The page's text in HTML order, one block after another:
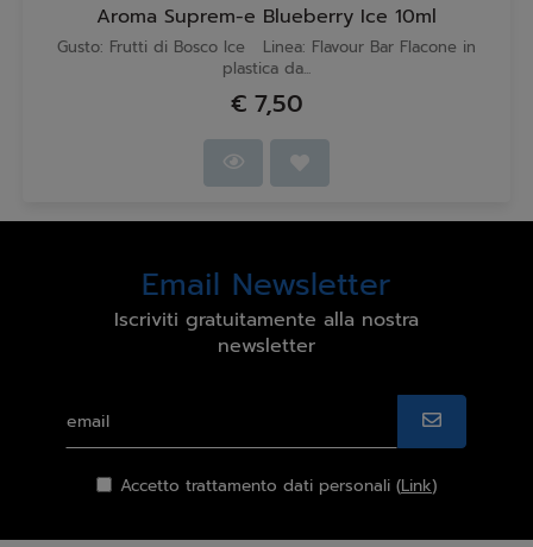
Aroma Suprem-e Blueberry Ice 10ml
Gusto: Frutti di Bosco Ice Linea: Flavour Bar Flacone in
plastica da...
€ 7,50
Email Newsletter
Iscriviti gratuitamente alla nostra
newsletter
Accetto trattamento dati personali (Link)